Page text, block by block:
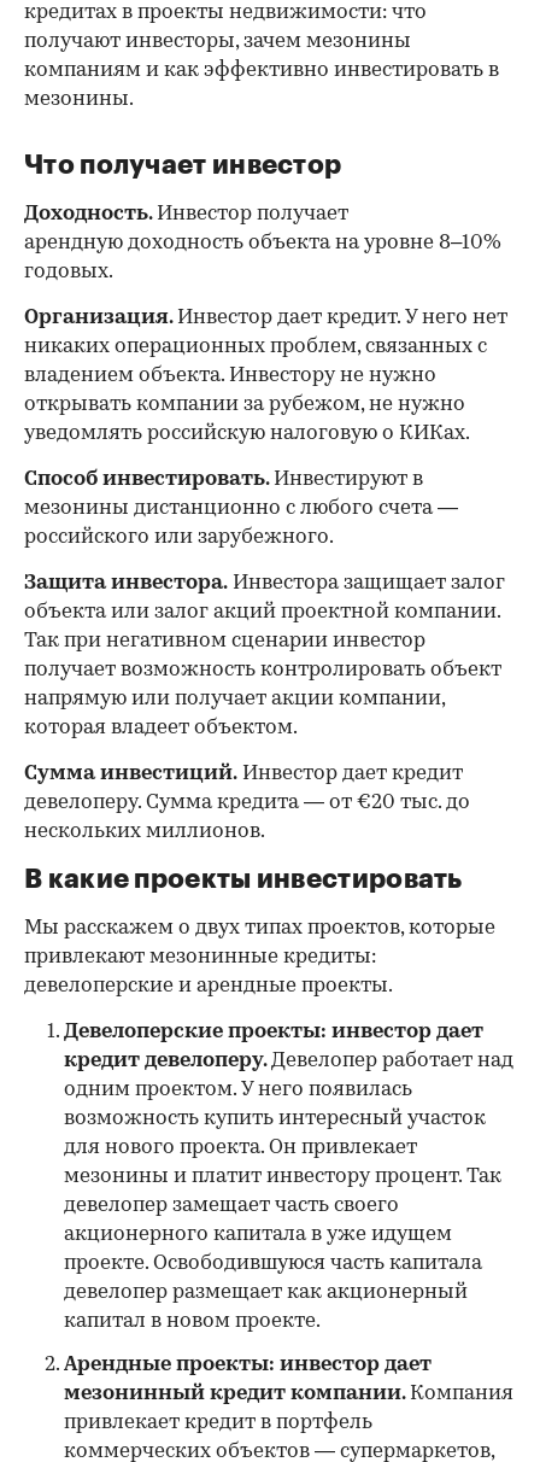
кредитах в проекты недвижимости: что
получают инвесторы, зачем мезонины
компаниям и как эффективно инвестировать в
мезонины.
Что получает инвестор
Доходность. Инвестор получает
арендную доходность объекта на уровне 8–10%
годовых.
Организация. Инвестор дает кредит. У него нет
никаких операционных проблем, связанных с
владением объекта. Инвестору не нужно
открывать компании за рубежом, не нужно
уведомлять российскую налоговую о КИКах.
Способ инвестировать. Инвестируют в
мезонины дистанционно с любого счета —
российского или зарубежного.
Защита инвестора. Инвестора защищает залог
объекта или залог акций проектной компании.
Так при негативном сценарии инвестор
получает возможность контролировать объект
напрямую или получает акции компании,
которая владеет объектом.
Сумма инвестиций. Инвестор дает кредит
девелоперу. Сумма кредита — от €20 тыс. до
нескольких миллионов.
В какие проекты инвестировать
Мы расскажем о двух типах проектов, которые
привлекают мезонинные кредиты:
девелоперские и арендные проекты.
Девелоперские проекты: инвестор дает
кредит девелоперу.Девелопер работает над
одним проектом. У него появилась
возможность купить интересный участок
для нового проекта. Он привлекает
мезонины и платит инвестору процент. Так
девелопер замещает часть своего
акционерного капитала в уже идущем
проекте. Освободившуюся часть капитала
девелопер размещает как акционерный
капитал в новом проекте.
Арендные проекты: инвестор дает
мезонинный кредит компании. Компания
привлекает кредит в портфель
коммерческих объектов — супермаркетов,